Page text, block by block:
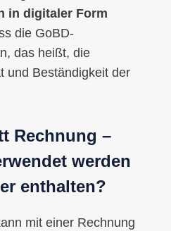
in digitaler Form
die GoBD-
das heißt, die
und Beständigkeit der
Rechnung –
werden
enthalten?
mit einer Rechnung